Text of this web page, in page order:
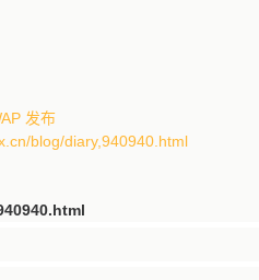
发布
blog/diary,940940.html